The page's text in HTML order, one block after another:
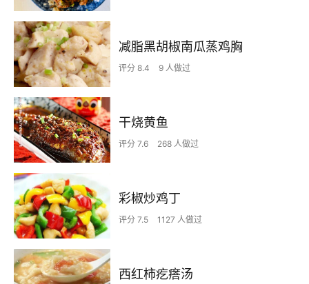
减脂黑胡椒南瓜蒸鸡胸
评分 8.4 9 人做过
干烧黄鱼
评分 7.6 268 人做过
彩椒炒鸡丁
评分 7.5 1127 人做过
西红柿疙瘩汤